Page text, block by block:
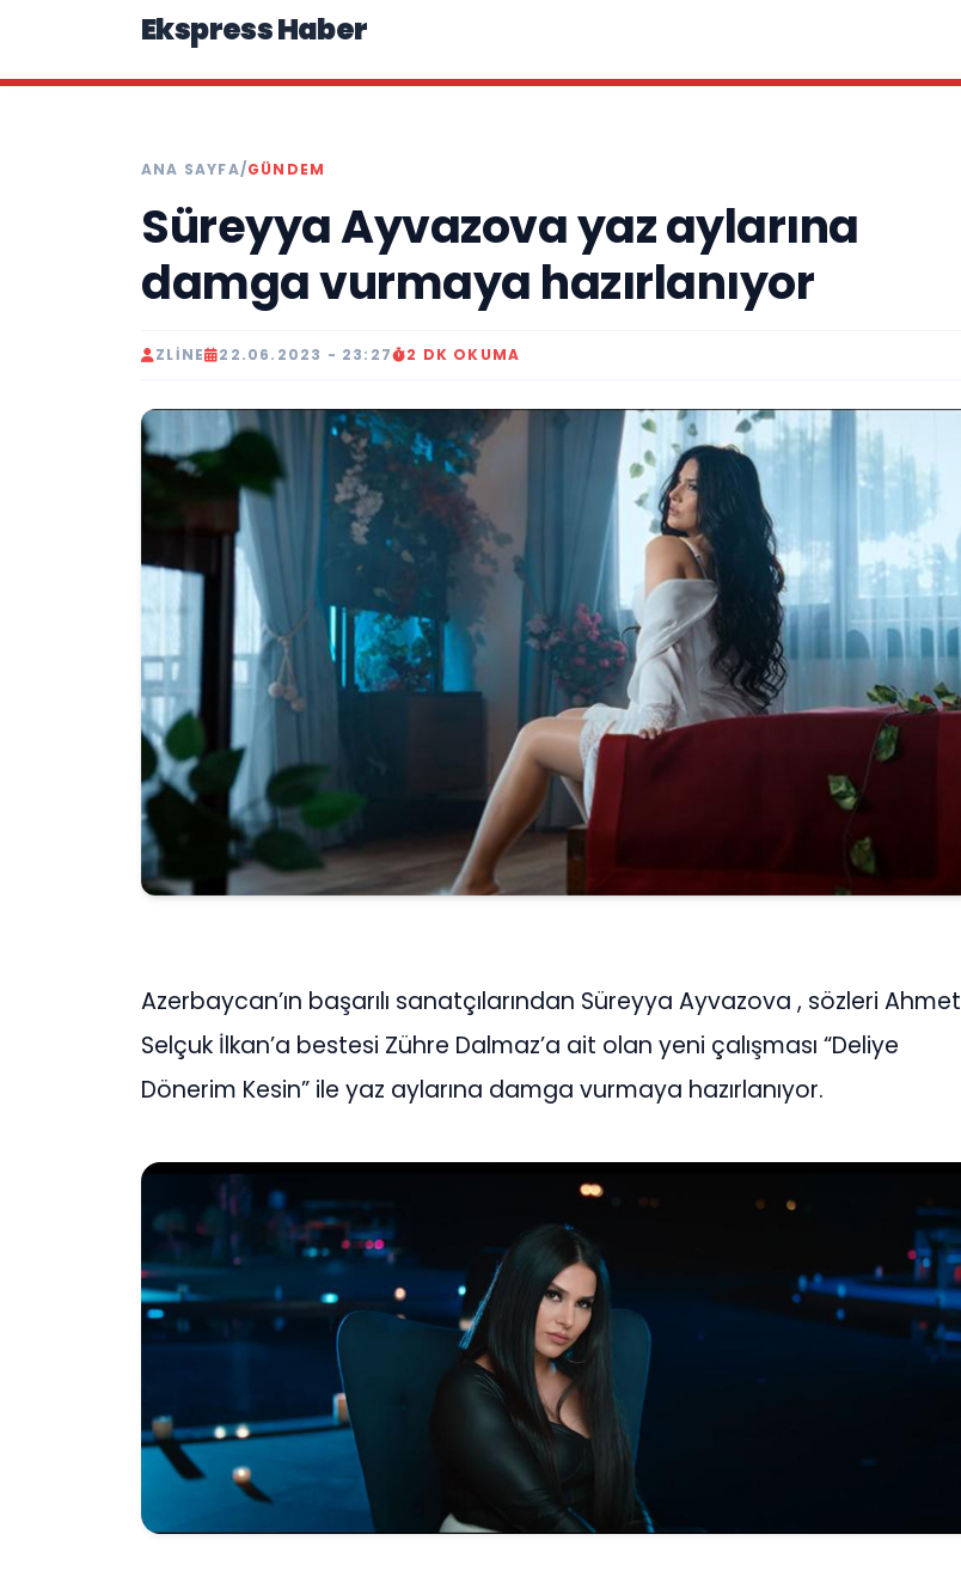
Ekspress Haber
ANA SAYFA/GÜNDEM
Süreyya Ayvazova yaz aylarına
damga vurmaya hazırlanıyor
ZLINE 22.06.2023 - 23:27 2 DK OKUMA
Azerbaycan’ın başarılı sanatçılarından Süreyya Ayvazova , sözleri Ahmet
Selçuk İlkan’a bestesi Zühre Dalmaz’a ait olan yeni çalışması “Deliye
Dönerim Kesin” ile yaz aylarına damga vurmaya hazırlanıyor.